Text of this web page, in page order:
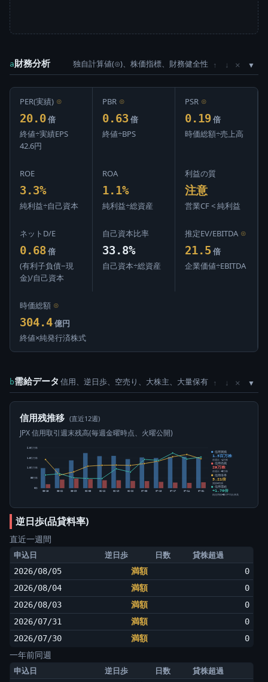
a財務分析 独自計算値(⊙)、株価指標、財務健全性 ↑ ↓ ×
PER(実績) ⊙
20.0 倍
終値÷実績EPS
42.6円
PBR ⊙
0.63 倍
終値÷BPS
PSR ⊙
0.19 倍
時価総額÷売上高
ROE
3.3%
純利益÷自己資本
ROA
1.1%
純利益÷総資産
利益の質
注意
営業CF < 純利益
ネットD/E
0.68 倍
(有利子負債−現
金)/自己資本
自己資本比率
33.8%
自己資本÷総資産
推定EV/EBITDA ⊙
21.5 倍
企業価値÷EBITDA
時価総額 ⊙
304.4 億円
終値×純発行済株式
b需給データ 信用、逆日歩、空売り、大株主、大量保有 ↑ ↓ ×
信用残推移 (直近12週)
JPX 信用取引週末残高(毎週金曜時点、火曜公開)
0株
50万株
1.0百万株
1.5百万株
2.0百万株
05-15 05-22 05-29 06-05 06-12 06-19 06-26 07-03 07-10 07-17 07-24 07-31
信用買残
1.5百万株
前週比 -4万株
信用売残
29万株
前週比 +3万株
信用倍率
5.21倍
買残÷売残
信用需給
+1.70倍
純信用残÷5日平均出来高
逆日歩(品貸料率)
直近一週間
申込日 逆日歩 日数 貸株超過
2026/08/05 満額
0
2026/08/04
満額
0
2026/08/03
満額
0
2026/07/31
満額
0
2026/07/30
満額 0
一年前同週
申込日 逆日歩 日数 貸株超過